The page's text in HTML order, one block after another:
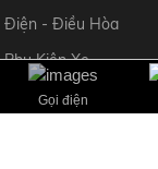
Điện - Điều Hòa
Phụ Kiện Xe
Gọi điện